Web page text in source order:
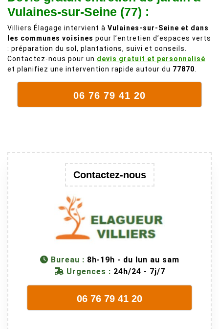
fait plus!
chez les
voisins et
plein de bois
mort. C'est
délicat parce
que c'est un
trop lourde et
donc
son équipes
connaissent
très bien leur
juste une
évidence. Et
en plus ils
sympathique.
Vulaines-sur-Seine (77) :
Villiers Élagage intervient à Vulaines-sur-Seine et dans
les communes voisines pour l’entretien d’espaces verts
: préparation du sol, plantations, suivi et conseils.
Contactez-nous pour un devis gratuit et personnalisé
et planifiez une intervention rapide autour du 77870
06 76 79 41 20
Contactez-nous
Bureau : 8h-19h - du lun au sam
Urgences : 24h/24 - 7j/7
06 76 79 41 20